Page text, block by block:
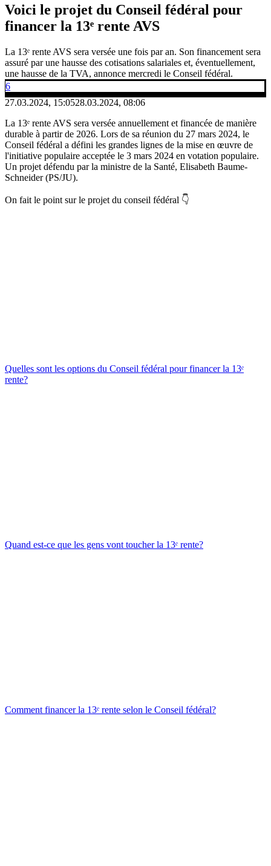
Voici le projet du Conseil fédéral pour
financer la 13ᵉ rente AVS
La 13ᵉ rente AVS sera versée une fois par an. Son financement sera
assuré par une hausse des cotisations salariales et, éventuellement,
une hausse de la TVA, annonce mercredi le Conseil fédéral.
6
27.03.2024, 15:0528.03.2024, 08:06
La 13ᵉ rente AVS sera versée annuellement et financée de manière
durable à partir de 2026. Lors de sa réunion du 27 mars 2024, le
Conseil fédéral a défini les grandes lignes de la mise en œuvre de
l'initiative populaire acceptée le 3 mars 2024 en votation populaire.
Un projet défendu par la ministre de la Santé, Elisabeth Baume-
Schneider (PS/JU).
On fait le point sur le projet du conseil fédéral 👇
Quelles sont les options du Conseil fédéral pour financer la 13ᵉ
rente?
Quand est-ce que les gens vont toucher la 13ᵉ rente?
Comment financer la 13ᵉ rente selon le Conseil fédéral?